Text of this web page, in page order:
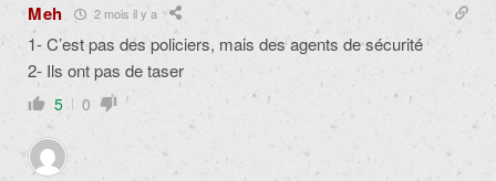
Meh 2 mois il y a
1- C’est pas des policiers, mais des agents de sécurité
2- Ils ont pas de taser
5 0